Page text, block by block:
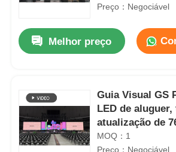
Preço：Negociável
Melhor preço
Guia Visual GS
LED de aluguer,
atualização de
Control, uso em
MOQ：1
Preço：Negociável